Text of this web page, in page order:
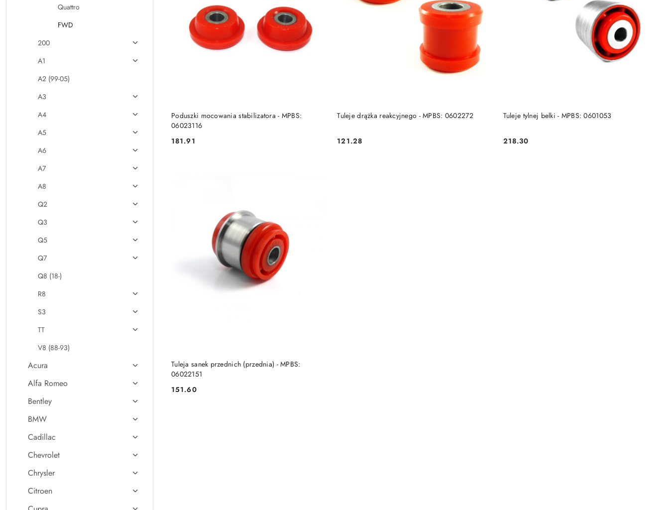
Quattro
FWD
200
A1
A2 (99-05)
A3
A4
A5
A6
A7
A8
Q2
Q3
Q5
Q7
Q8 (18-)
R8
S3
TT
V8 (88-93)
Acura
Alfa Romeo
Bentley
BMW
Cadillac
Chevrolet
Chrysler
Citroen
Poduszki mocowania stabilizatora - MPBS:
06023116
Cena:
181.91
DO KOSZYKA Tuleje drążka reakcyjnego - MPBS: 0602272
Cena:
121.28
DO KOSZYKA Tuleje tylnej belki - MPBS: 0601053
Cena:
218.30
DO KOSZYKA
Tuleja sanek przednich (przednia) - MPBS:
06022151
Cena:
151.60
DO KOSZYKA